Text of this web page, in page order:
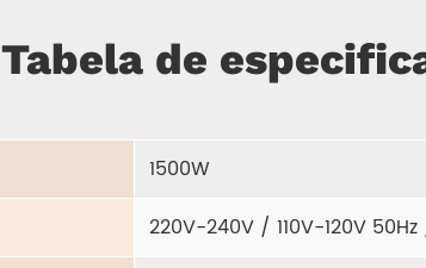
Tabela de
1500W
220V-240V / 110V-120V